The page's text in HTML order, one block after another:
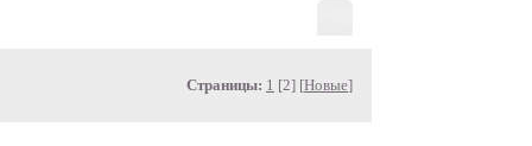
Страницы: 1 [2] [Новые]